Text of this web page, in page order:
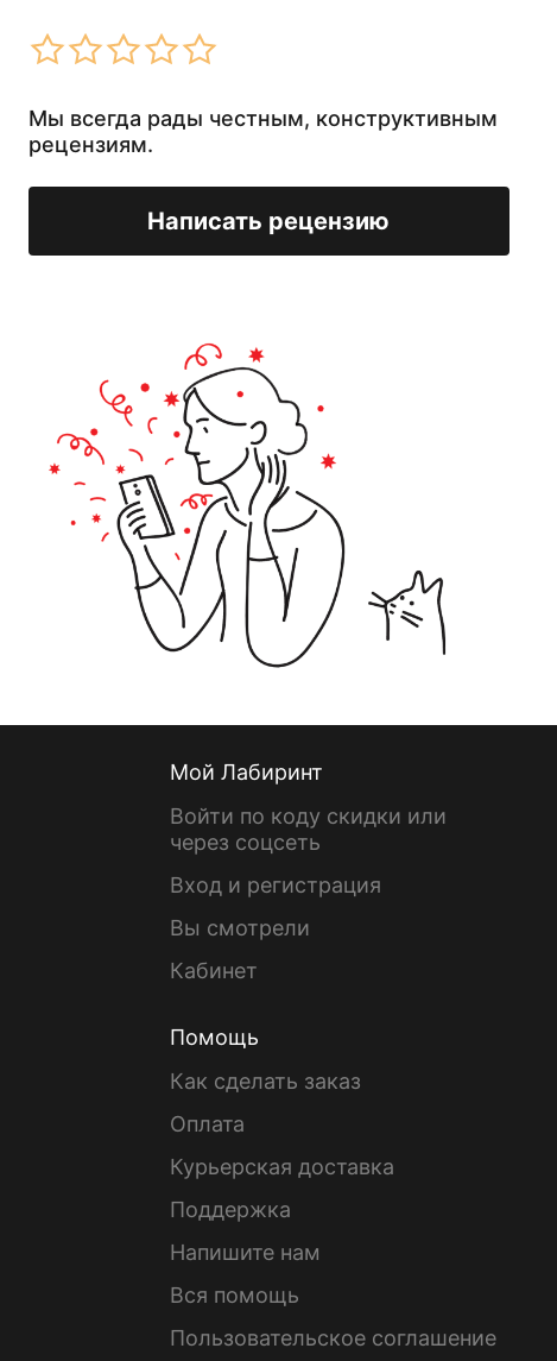
Мы всегда рады честным, конструктивным
рецензиям.
Написать рецензию
Мой Лабиринт
Войти по коду скидки или
через соцсеть
Вход и регистрация
Вы смотрели
Кабинет
Помощь
Как сделать заказ
Оплата
Курьерская доставка
Поддержка
Напишите нам
Вся помощь
Пользовательское соглашение